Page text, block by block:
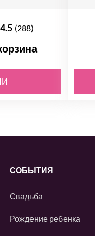
4.5 (288)
СОБЫТИЯ
Свадьба
Рождение ребенка